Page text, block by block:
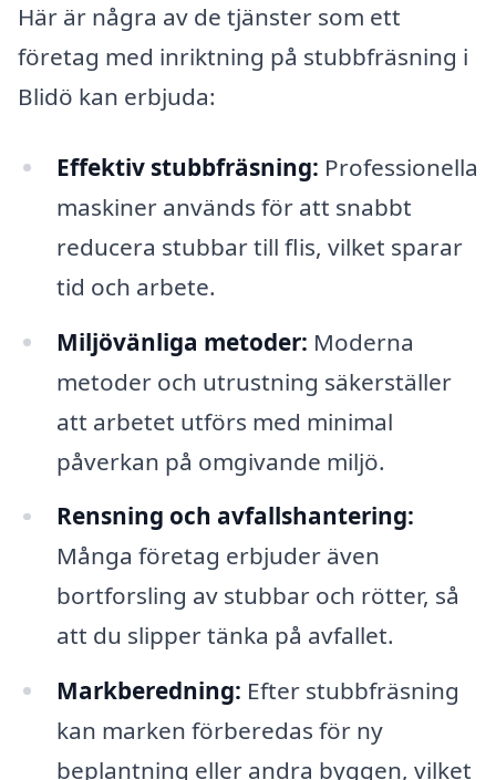
Här är några av de tjänster som ett
företag med inriktning på stubbfräsning i
Blidö kan erbjuda:
Effektiv stubbfräsning: Professionella
maskiner används för att snabbt
reducera stubbar till flis, vilket sparar
tid och arbete.
Miljövänliga metoder: Moderna
metoder och utrustning säkerställer
att arbetet utförs med minimal
påverkan på omgivande miljö.
Rensning och avfallshantering:
Många företag erbjuder även
bortforsling av stubbar och rötter, så
att du slipper tänka på avfallet.
Markberedning: Efter stubbfräsning
kan marken förberedas för ny
beplantning eller andra byggen, vilket